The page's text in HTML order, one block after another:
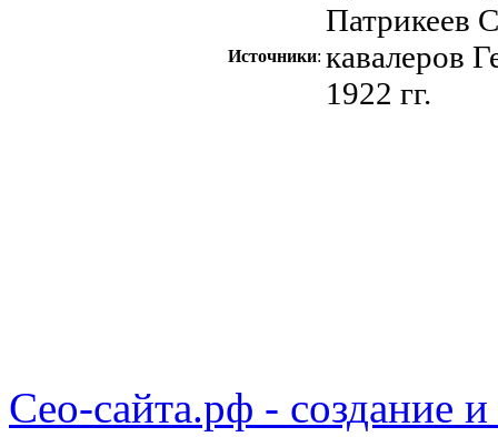
Источники:
Патрикеев
кавалеров
1922 гг.
Сео-сайта.рф - создание и